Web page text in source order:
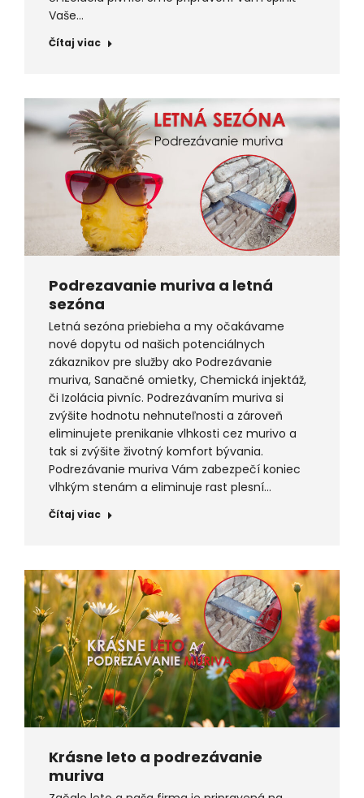
Vaše…
Čítaj viac
Podrezavanie muriva a letná
sezóna
Letná sezóna priebieha a my očakávame
nové dopytu od našich potenciálnych
zákaznikov pre služby ako Podrezávanie
muriva, Sanačné omietky, Chemická injektáž,
či Izolácia pivníc. Podrezávaním muriva si
zvýšite hodnotu nehnuteľnosti a zároveň
eliminujete prenikanie vlhkosti cez murivo a
tak si zvýšite životný komfort bývania.
Podrezávanie muriva Vám zabezpečí koniec
vlhkým stenám a eliminuje rast plesní…
Čítaj viac
Krásne leto a podrezávanie
muriva